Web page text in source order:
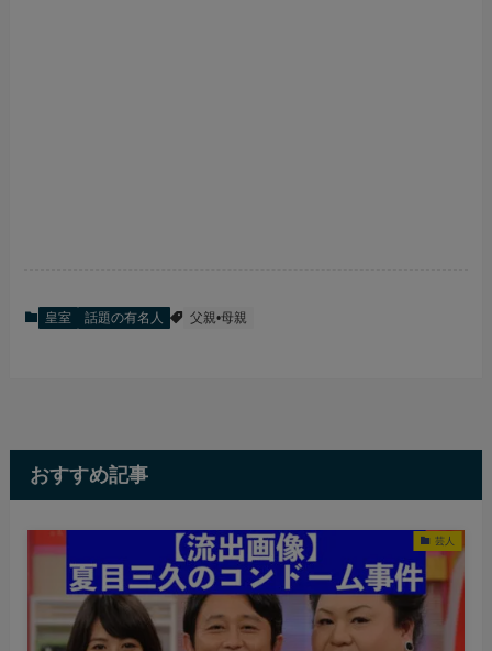
皇室 話題の有名人 父親•母親
おすすめ記事
芸人